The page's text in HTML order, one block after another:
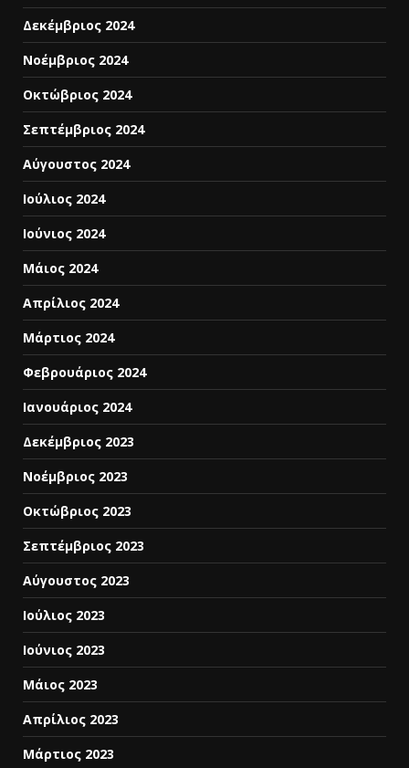
Δεκέμβριος 2024
Νοέμβριος 2024
Οκτώβριος 2024
Σεπτέμβριος 2024
Αύγουστος 2024
Ιούλιος 2024
Ιούνιος 2024
Μάιος 2024
Απρίλιος 2024
Μάρτιος 2024
Φεβρουάριος 2024
Ιανουάριος 2024
Δεκέμβριος 2023
Νοέμβριος 2023
Οκτώβριος 2023
Σεπτέμβριος 2023
Αύγουστος 2023
Ιούλιος 2023
Ιούνιος 2023
Μάιος 2023
Απρίλιος 2023
Μάρτιος 2023